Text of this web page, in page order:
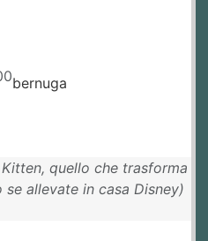
bernuga
quello che trasforma
allevate in casa Disney)